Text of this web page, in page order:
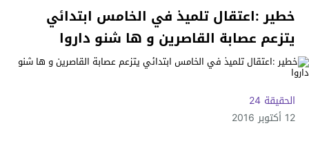
خطير :اعتقال تلميذ في الخامس ابتدائي
يتزعم عصابة القاصرين و ها شنو داروا
الحقيقة 24
12 أكتوبر 2016